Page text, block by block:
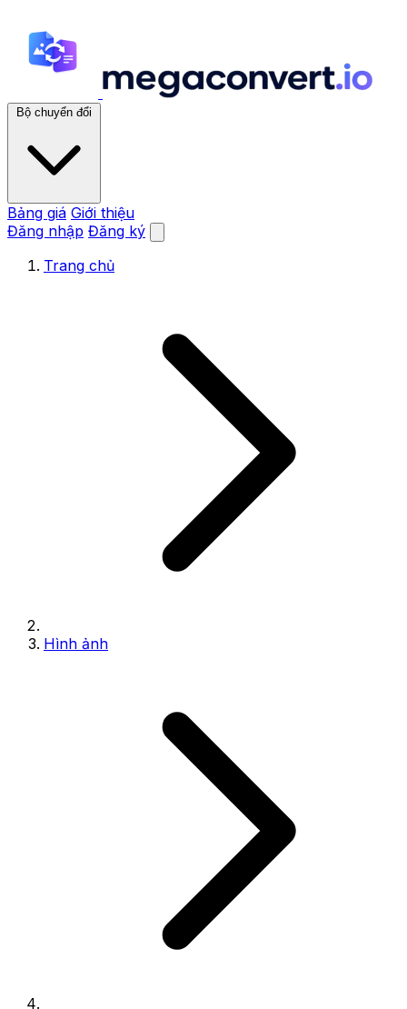
Bộ chuyển đổi
Bảng giá Giới thiệu
Đăng nhập Đăng ký
Trang chủ
Hình ảnh